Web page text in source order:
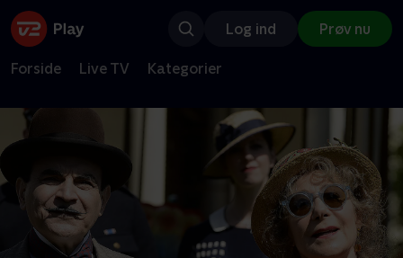
Log ind Prøv nu
Forside Live TV Kategorier